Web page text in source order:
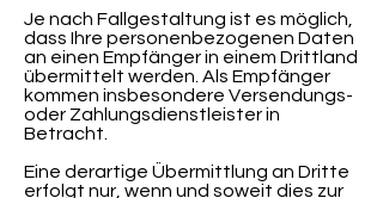
Je nach Fallgestaltung ist es möglich,
dass Ihre personenbezogenen Daten
an einen Empfänger in einem Drittland
übermittelt werden. Als Empfänger
kommen insbesondere Versendungs-
oder Zahlungsdienstleister in
Betracht.
Eine derartige Übermittlung an Dritte
erfolgt nur, wenn und soweit dies zur